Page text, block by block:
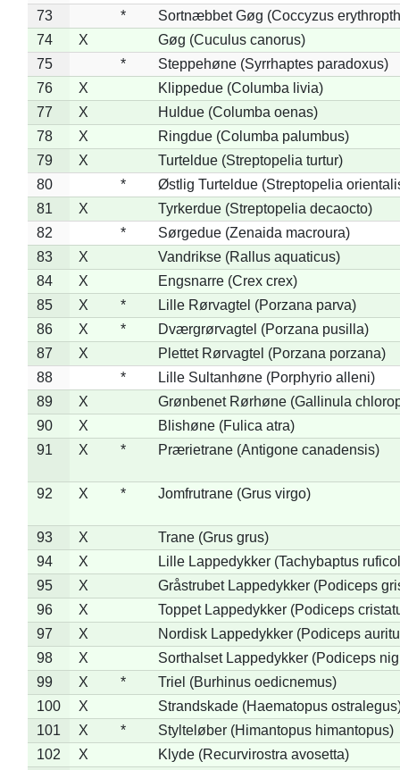
73
*
Sortnæbbet Gøg (Coccyzus
74
X
Gøg (Cuculus canorus)
75
*
Steppehøne (Syrrhaptes paradoxus)
76
X
Klippedue (Columba livia)
77
X
Huldue (Columba oenas)
78
X
Ringdue (Columba palumbus)
79
X
Turteldue (Streptopelia turtur)
80
*
Østlig Turteldue (Streptopelia
81
X
Tyrkerdue (Streptopelia decaocto)
82
*
Sørgedue (Zenaida macroura)
83
X
Vandrikse (Rallus aquaticus)
84
X
Engsnarre (Crex crex)
85
X *
Lille Rørvagtel (Porzana parva)
86
X *
Dværgrørvagtel (Porzana pusilla)
87
X
Plettet Rørvagtel (Porzana porzana)
88
*
Lille Sultanhøne (Porphyrio alleni)
89
X
Grønbenet Rørhøne (Gallinula
90
X
Blishøne (Fulica atra)
91
X * Prærietrane (Antigone canadensis)
92 X * Jomfrutrane (Grus virgo)
93 X
Trane (Grus grus)
94
X
Lille Lappedykker (Tachybaptus
95
X
Gråstrubet Lappedykker (Podiceps
96
X
Toppet Lappedykker (Podiceps
97
X
Nordisk Lappedykker (Podiceps
98
X
Sorthalset Lappedykker (Podiceps
99
X *
Triel (Burhinus oedicnemus)
100
X
Strandskade (Haematopus
101
X *
Stylteløber (Himantopus himantopus)
102
X Klyde (Recurvirostra avosetta)